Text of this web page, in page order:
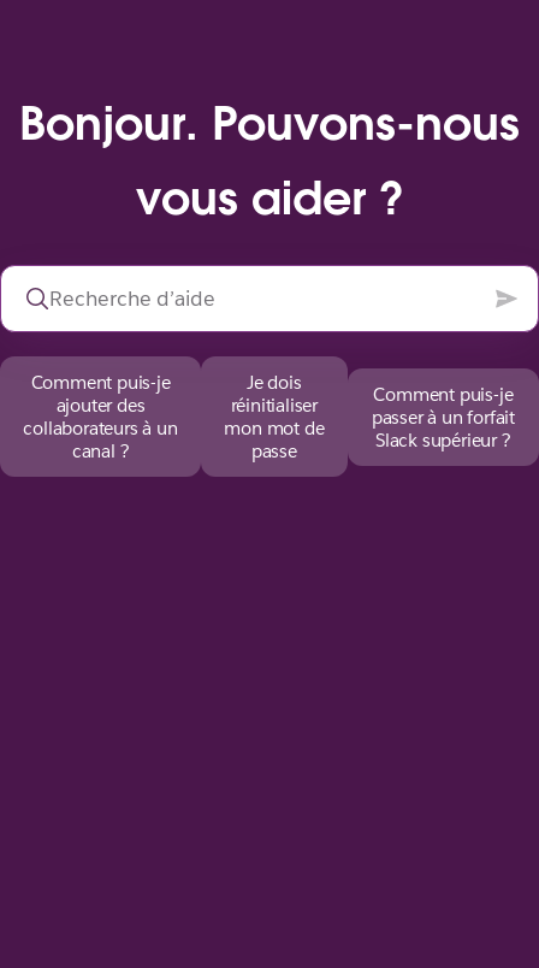
Bonjour. Pouvons-nous
vous aider ?
Comment puis-je
ajouter des
collaborateurs à un
canal ?
Je dois
réinitialiser
mon mot de
passe
Comment puis-je
passer à un forfait
Slack supérieur ?